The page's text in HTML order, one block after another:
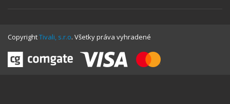
CopyrightTivali, s.r.o. Všetky práva vyhradené